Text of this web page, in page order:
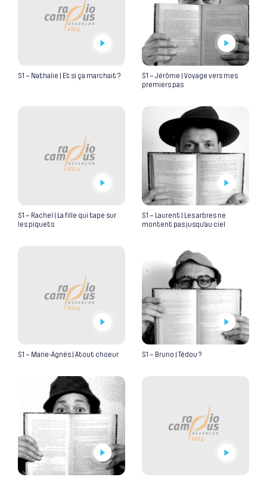
S1 – Nathalie | Et si ça marchait ?
S1 – Jérôme | Voyage vers mes
premiers pas
S1 – Rachel | La fille qui tape sur
les piquets
S1 – Laurent | Les arbres ne
montent pas jusqu’au ciel
S1 – Marie-Agnès | Atout choeur S1 – Bruno | Tédou ?